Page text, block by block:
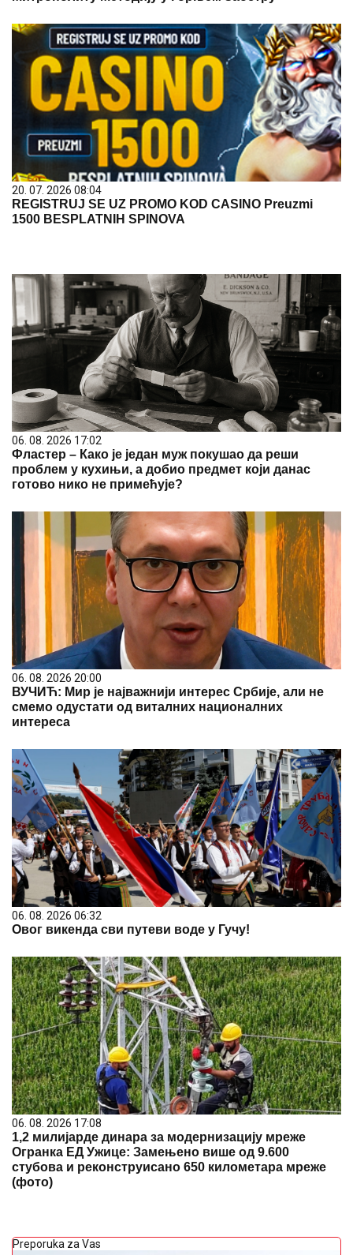
20. 07. 2026 08:04
REGISTRUJ SE UZ PROMO KOD CASINO Preuzmi
1500 BESPLATNIH SPINOVA
06. 08. 2026 17:02
Фластер – Како је један муж покушао да реши
проблем у кухињи, а добио предмет који данас
готово нико не примећује?
06. 08. 2026 20:00
ВУЧИЋ: Мир је најважнији интерес Србије, али не
смемо одустати од виталних националних
интереса
06. 08. 2026 06:32
Овог викенда сви путеви воде у Гучу!
06. 08. 2026 17:08
1,2 милијарде динара за модернизацију мреже
Огранка ЕД Ужице: Замењено више од 9.600
стубова и реконструисано 650 километара мреже
(фото)
Preporuka za Vas